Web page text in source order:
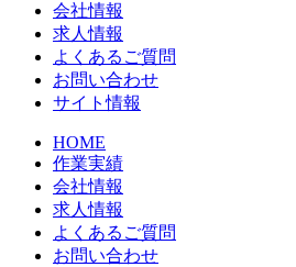
会社情報
求人情報
よくあるご質問
お問い合わせ
サイト情報
HOME
作業実績
会社情報
求人情報
よくあるご質問
お問い合わせ